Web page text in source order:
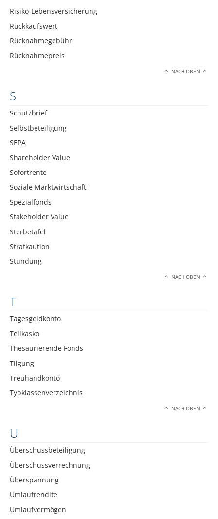
Risiko-Lebensversicherung
Rückkaufswert
Rücknahmegebühr
Rücknahmepreis
NACH OBEN
S
Schutzbrief
Selbstbeteiligung
SEPA
Shareholder Value
Sofortrente
Soziale Marktwirtschaft
Spezialfonds
Stakeholder Value
Sterbetafel
Strafkaution
Stundung
NACH OBEN
T
Tagesgeldkonto
Teilkasko
Thesaurierende Fonds
Tilgung
Treuhandkonto
Typklassenverzeichnis
NACH OBEN
U
Überschussbeteiligung
Überschussverrechnung
Überspannung
Umlaufrendite
Umlaufvermögen